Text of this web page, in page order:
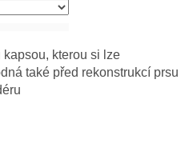
kterou si lze
také před rekonstrukcí prsu